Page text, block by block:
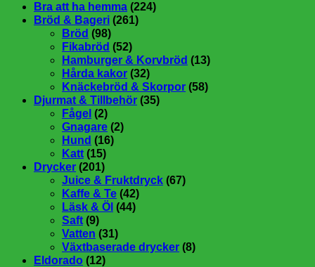
Bra att ha hemma (224)
Bröd & Bageri (261)
Bröd (98)
Fikabröd (52)
Hamburger & Korvbröd (13)
Hårda kakor (32)
Knäckebröd & Skorpor (58)
Djurmat & Tillbehör (35)
Fågel (2)
Gnagare (2)
Hund (16)
Katt (15)
Drycker (201)
Juice & Fruktdryck (67)
Kaffe & Te (42)
Läsk & Öl (44)
Saft (9)
Vatten (31)
Växtbaserade drycker (8)
Eldorado (12)